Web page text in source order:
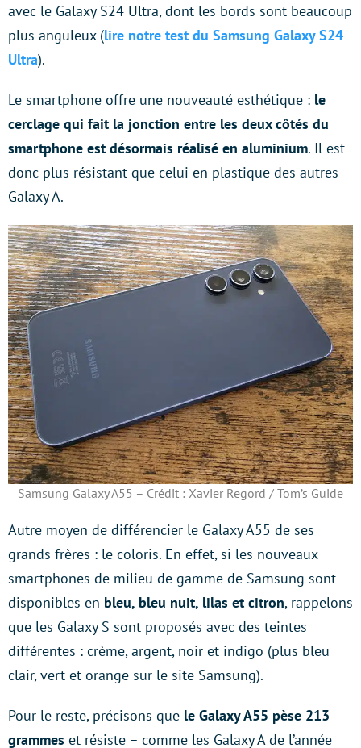
avec le Galaxy S24 Ultra, dont les bords sont beaucoup
plus anguleux (lire notre test du Samsung Galaxy S24
Ultra).
Le smartphone offre une nouveauté esthétique : le
cerclage qui fait la jonction entre les deux côtés du
smartphone est désormais réalisé en aluminium. Il est
donc plus résistant que celui en plastique des autres
Galaxy A.
Samsung Galaxy A55 – Crédit : Xavier Regord / Tom’s Guide
Autre moyen de différencier le Galaxy A55 de ses
grands frères : le coloris. En effet, si les nouveaux
smartphones de milieu de gamme de Samsung sont
disponibles en bleu, bleu nuit, lilas et citron, rappelons
que les Galaxy S sont proposés avec des teintes
différentes : crème, argent, noir et indigo (plus bleu
clair, vert et orange sur le site Samsung).
Pour le reste, précisons que le Galaxy A55 pèse 213
grammes et résiste – comme les Galaxy A de l’année